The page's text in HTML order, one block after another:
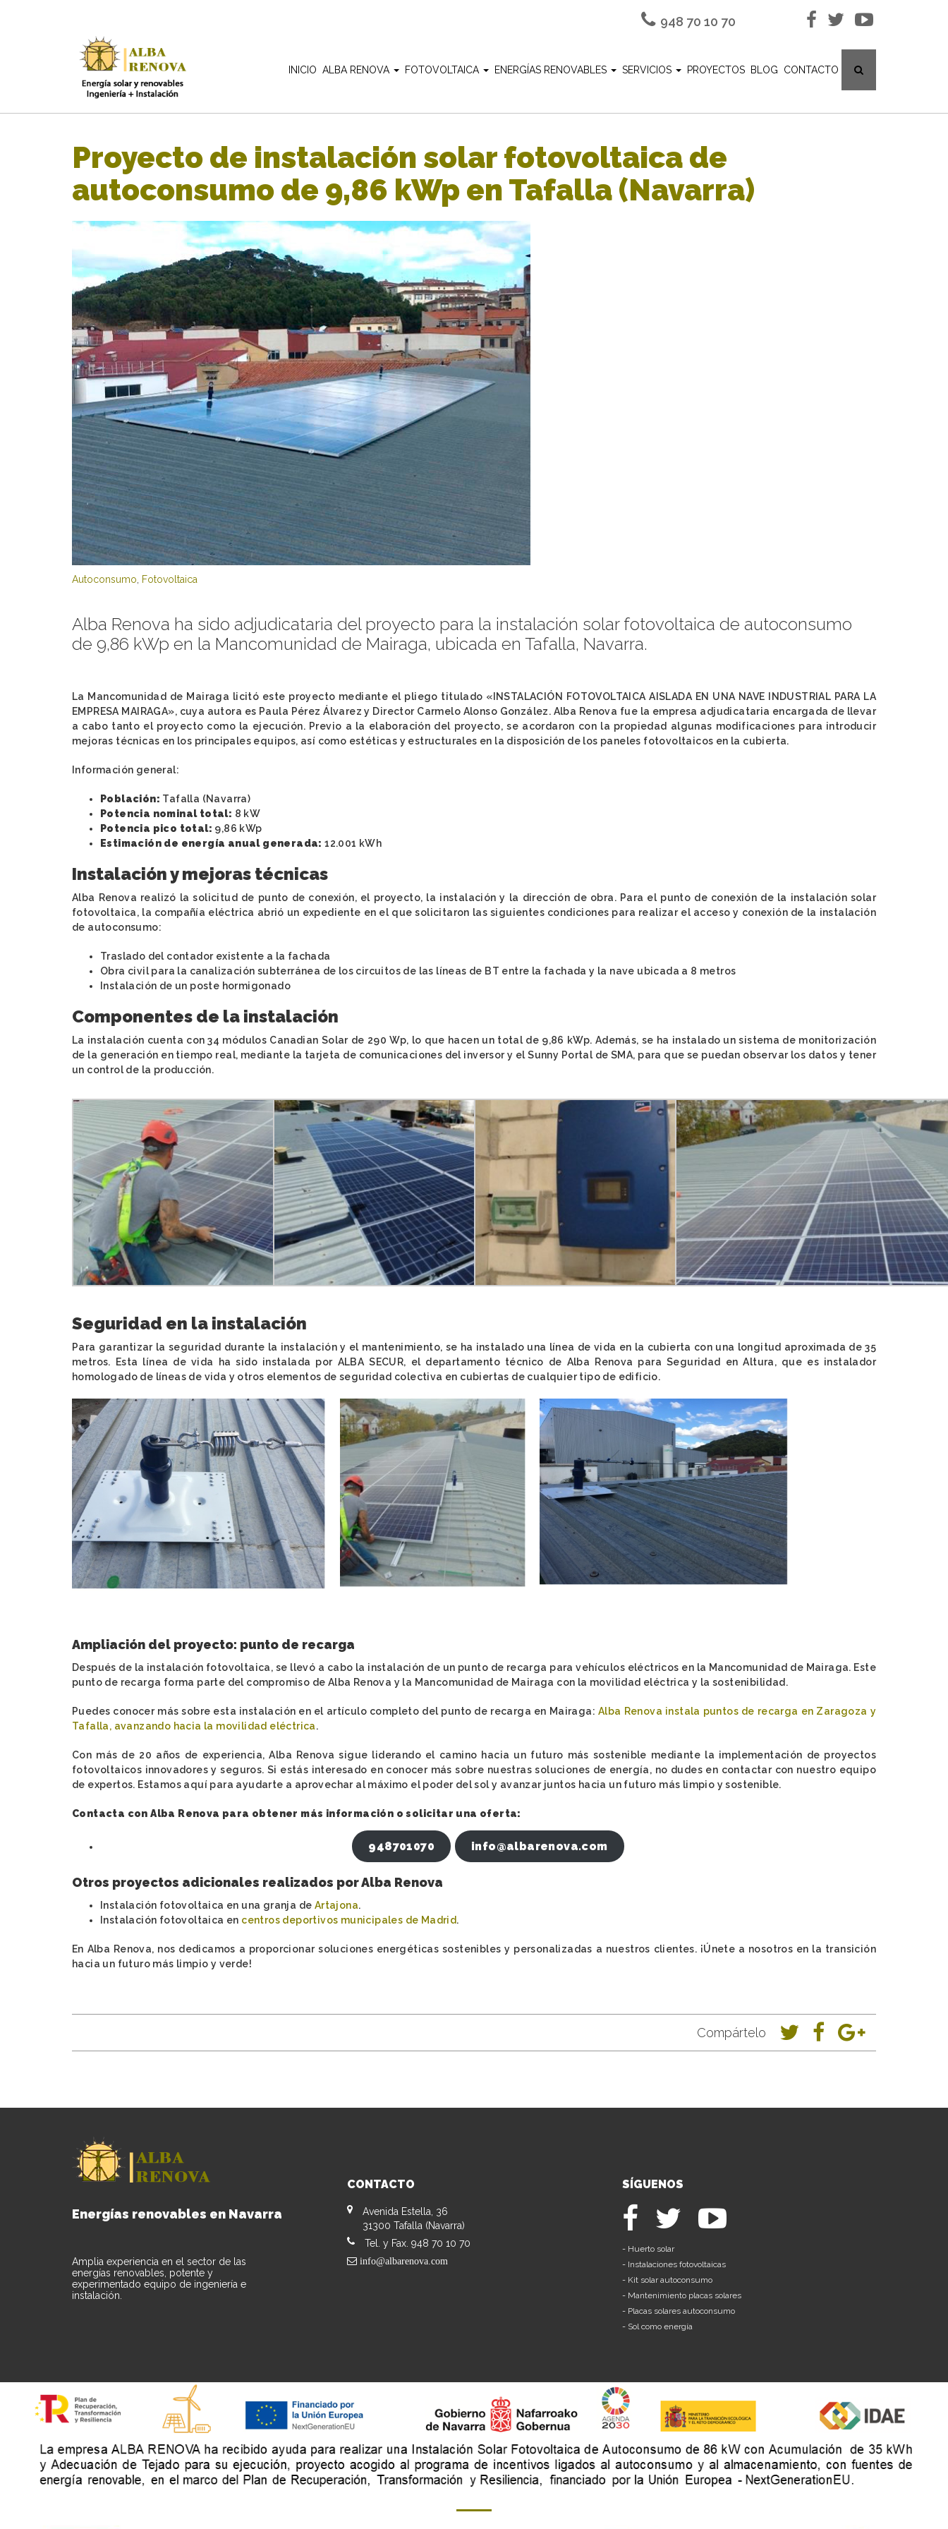
948 70 10 70
INICIO ALBA RENOVA FOTOVOLTAICA ENERGÍAS RENOVABLES SERVICIOS PROYECTOS BLOG CONTACTO
Proyecto de instalación solar fotovoltaica de
autoconsumo de 9,86 kWp en Tafalla (Navarra)
Autoconsumo Fotovoltaica
Alba Renova ha sido adjudicataria del proyecto para la instalación solar fotovoltaica de autoconsumo
de 9,86 kWp en la Mancomunidad de Mairaga, ubicada en Tafalla, Navarra.
La Mancomunidad de Mairaga licitó este proyecto mediante el pliego titulado «INSTALACIÓN FOTOVOLTAICA AISLADA EN UNA NAVE INDUSTRIAL PARA LA
EMPRESA MAIRAGA», cuya autora es Paula Pérez Álvarez y Director Carmelo Alonso González. Alba Renova fue la empresa adjudicataria encargada de llevar
a cabo tanto el proyecto como la ejecución. Previo a la elaboración del proyecto, se acordaron con la propiedad algunas modificaciones para introducir
mejoras técnicas en los principales equipos, así como estéticas y estructurales en la disposición de los paneles fotovoltaicos en la cubierta.
Información general:
Población: Tafalla (Navarra)
Potencia nominal total: 8 kW
Potencia pico total: 9,86 kWp
Estimación de energía anual generada: 12.001 kWh
Instalación y mejoras técnicas
Alba Renova realizó la solicitud de punto de conexión, el proyecto, la instalación y la dirección de obra. Para el punto de conexión de la instalación solar
fotovoltaica, la compañía eléctrica abrió un expediente en el que solicitaron las siguientes condiciones para realizar el acceso y conexión de la instalación
de autoconsumo:
Traslado del contador existente a la fachada
Obra civil para la canalización subterránea de los circuitos de las líneas de BT entre la fachada y la nave ubicada a 8 metros
Instalación de un poste hormigonado
Componentes de la instalación
La instalación cuenta con 34 módulos Canadian Solar de 290 Wp, lo que hacen un total de 9,86 kWp. Además, se ha instalado un sistema de monitorización
de la generación en tiempo real, mediante la tarjeta de comunicaciones del inversor y el Sunny Portal de SMA, para que se puedan observar los datos y tener
un control de la producción.
Seguridad en la instalación
Para garantizar la seguridad durante la instalación y el mantenimiento, se ha instalado una línea de vida en la cubierta con una longitud aproximada de 35
metros. Esta línea de vida ha sido instalada por ALBA SECUR, el departamento técnico de Alba Renova para Seguridad en Altura, que es instalador
homologado de líneas de vida y otros elementos de seguridad colectiva en cubiertas de cualquier tipo de edificio.
Ampliación del proyecto: punto de recarga
Después de la instalación fotovoltaica, se llevó a cabo la instalación de un punto de recarga para vehículos eléctricos en la Mancomunidad de Mairaga. Este
punto de recarga forma parte del compromiso de Alba Renova y la Mancomunidad de Mairaga con la movilidad eléctrica y la sostenibilidad.
Puedes conocer más sobre esta instalación en el artículo completo del punto de recarga en Mairaga: Alba Renova instala puntos de recarga en Zaragoza y
Tafalla, avanzando hacia la movilidad eléctrica.
Con más de 20 años de experiencia, Alba Renova sigue liderando el camino hacia un futuro más sostenible mediante la implementación de proyectos
fotovoltaicos innovadores y seguros. Si estás interesado en conocer más sobre nuestras soluciones de energía, no dudes en contactar con nuestro equipo
de expertos. Estamos aquí para ayudarte a aprovechar al máximo el poder del sol y avanzar juntos hacia un futuro más limpio y sostenible.
Contacta con Alba Renova para obtener más información o solicitar una oferta:
948701070 info@albarenova.com
Otros proyectos adicionales realizados por Alba Renova
Instalación fotovoltaica en una granja de Artajona.
Instalación fotovoltaica en centros deportivos municipales de Madrid.
En Alba Renova, nos dedicamos a proporcionar soluciones energéticas sostenibles y personalizadas a nuestros clientes. ¡Únete a nosotros en la transición
hacia un futuro más limpio y verde!
Compártelo
Energías renovables en Navarra
Amplia experiencia en el sector de las
energías renovables, potente y
experimentado equipo de ingeniería e
instalación.
CONTACTO
Avenida Estella, 36
31300 Tafalla (Navarra)
Tel. y Fax. 948 70 10 70
info@albarenova.com
SÍGUENOS
- Huerto solar
- Instalaciones fotovoltaicas
- Kit solar autoconsumo
- Mantenimiento placas solares
- Placas solares autoconsumo
- Sol como energía